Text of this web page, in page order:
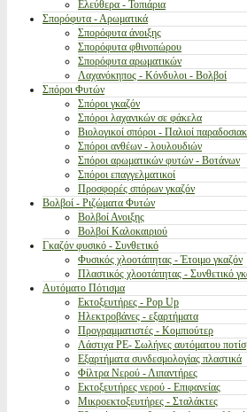
Ελεύθερα - Τοπιάρια
Σπορόφυτα - Αρωματικά
Σπορόφυτα άνοιξης
Σπορόφυτα φθινοπώρου
Σπορόφυτα αρωματικών
Λαχανόκηπος - Κόνδυλοι - Βολβοί
Σπόροι Φυτών
Σπόροι γκαζόν
Σπόροι λαχανικών σε φάκελα
Βιολογικοί σπόροι - Παλιοί
Σπόροι ανθέων - λουλουδιών
Σπόροι αρωματικών φυτών - Βοτάνων
Σπόροι επαγγελματικοί
Προσφορές σπόρων γκαζόν
Βολβοί - Ριζώματα Φυτών
Βολβοί Ανοιξης
Βολβοί Καλοκαιριού
Γκαζόν φυσικό - Συνθετικό
Φυσικός χλοοτάπητας - Έτοιμο γκαζόν
Πλαστικός χλοοτάπητας - Συνθετικό
Αυτόματο Πότισμα
Εκτοξευτήρες - Pop Up
Ηλεκτροβάνες - εξαρτήματα
Προγραμματιστές - Κομπιούτερ
Λάστιχα PE- Σωλήνες αυτόματου
Εξαρτήματα συνδεσμολογίας πλαστικά
Φίλτρα Νερού - Λιπαντήρες
Εκτοξευτήρες νερού - Επιφανείας
Μικροεκτοξευτήρες - Σταλάκτες